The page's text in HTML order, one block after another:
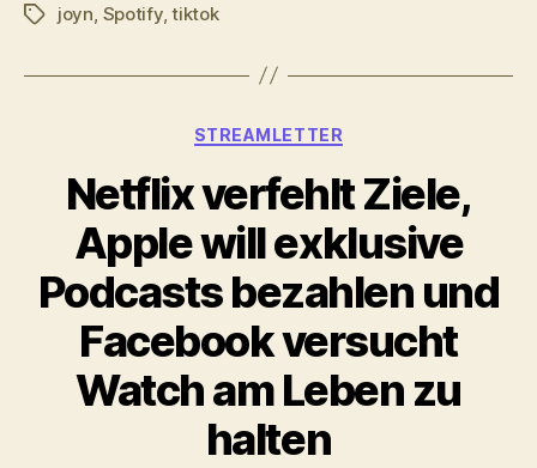
Schlagwörter
joyn, Spotify,tiktok
Kategorien
STREAMLETTER
Netflix verfehlt Ziele,
Apple will exklusive
Podcasts bezahlen und
Facebook versucht
Watch am Leben zu
halten